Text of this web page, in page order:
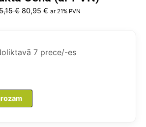
€ Original
80,95 € Current
ar 21% PVN
7 prece/-es